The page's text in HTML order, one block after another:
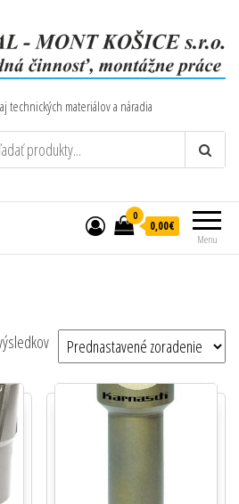
technických materiálov a náradia
Menu
0
0,00€